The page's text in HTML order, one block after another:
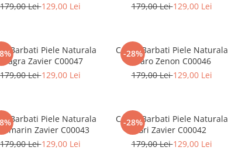
179,00 Lei129,00 Lei
179,00 Lei129,00 Lei
Barbati Piele Naturala
Neagra Zavier C00047
179,00 Lei129,00 Lei
-28%
Curea Barbati Piele Naturala
Maro Zenon C00046
179,00 Lei129,00 Lei
Barbati Piele Naturala
Zavier C00043
179,00 Lei129,00 Lei
-28%
Curea Barbati Piele Naturala
Gri Zavier C00042
179,00 Lei129,00 Lei